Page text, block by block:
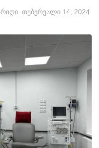
თებერვალი 14, 2024